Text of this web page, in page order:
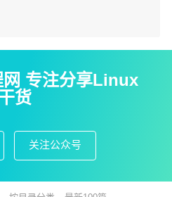
专注分享Linux
货
关注公众号